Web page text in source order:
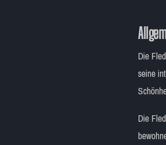
Die
seine
Die